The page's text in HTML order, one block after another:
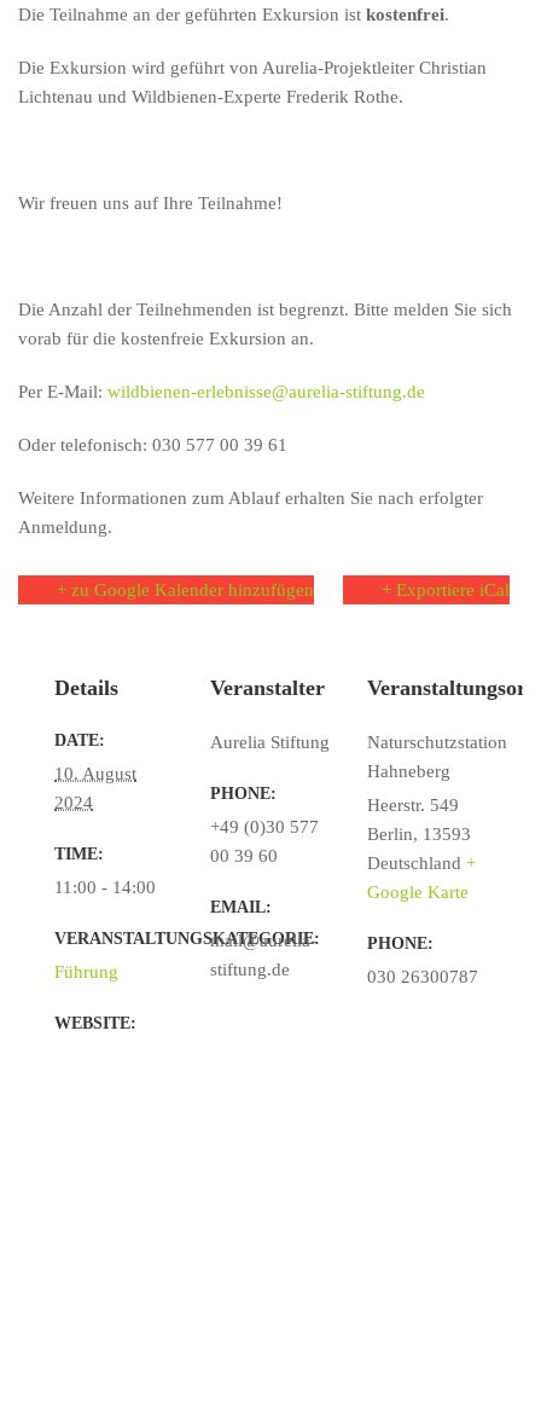
Die Teilnahme an der geführten Exkursion ist kostenfrei.
Die Exkursion wird geführt von Aurelia-Projektleiter Christian
Lichtenau und Wildbienen-Experte Frederik Rothe.
Wir freuen uns auf Ihre Teilnahme!
Die Anzahl der Teilnehmenden ist begrenzt. Bitte melden Sie sich
vorab für die kostenfreie Exkursion an.
Per E-Mail: wildbienen-erlebnisse@aurelia-stiftung.de
Oder telefonisch: 030 577 00 39 61
Weitere Informationen zum Ablauf erhalten Sie nach erfolgter
Anmeldung.
+ zu Google Kalender hinzufügen + Exportiere iCal
Details
DATE:
10. August
2024
TIME:
11:00 - 14:00
VERANSTALTUNGSKATEGORIE:
Führung
WEBSITE:
Veranstalter
Aurelia Stiftung
PHONE:
+49 (0)30 577
00 39 60
EMAIL:
mail@aurelia-
stiftung.de
Veranstaltungsort
Naturschutzstation
Hahneberg
Heerstr. 549
Berlin, 13593
Deutschland +
Google Karte
PHONE:
030 26300787